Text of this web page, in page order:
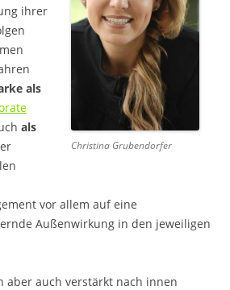
Christina Grubendorfer
ihrer
als
als
vor allem auf eine
Außenwirkung in den jeweiligen
aber auch verstärkt nach innen